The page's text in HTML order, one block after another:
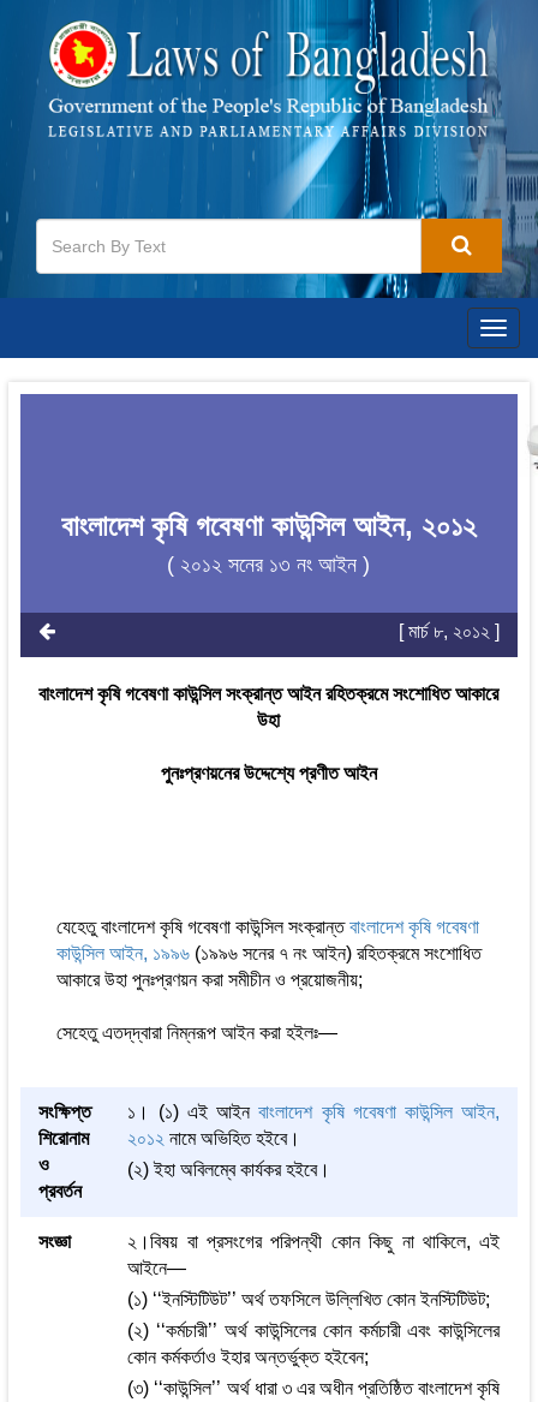
বাংলাদেশ কৃষি গবেষণা কাউন্সিল আইন, ২০১২
( ২০১২ সনের ১৩ নং আইন )
[ মার্চ ৮, ২০১২ ]
বাংলাদেশ কৃষি গবেষণা কাউন্সিল সংক্রান্ত আইন রহিতক্রমে সংশোধিত আকারে
উহা
পুনঃপ্রণয়নের উদ্দেশ্যে প্রণীত আইন
যেহেতু বাংলাদেশ কৃষি গবেষণা কাউন্সিল সংক্রান্তবাংলাদেশ কৃষি গবেষণা
কাউন্সিল আইন, ১৯৯৬(১৯৯৬ সনের ৭ নং আইন) রহিতক্রমে সংশোধিত
আকারে উহা পুনঃপ্রণয়ন করা সমীচীন ও প্রয়োজনীয়;
সেহেতু এতদ্‌দ্বারা নিম্নরূপ আইন করা হইলঃ—
সংক্ষিপ্ত
শিরোনাম
ও
প্রবর্তন
১। (১) এই আইনবাংলাদেশ কৃষি গবেষণা কাউন্সিল আইন,
২০১২ নামে অভিহিত হইবে।
(২) ইহা অবিলম্বে কার্যকর হইবে।
সংজ্ঞা
২।বিষয় বা প্রসংগের পরিপন্থী কোন কিছু না থাকিলে, এই
আইনে—
(১) ‘‘ইনস্টিটিউট’’ অর্থ তফসিলে উল্লিখিত কোন ইনস্টিটিউট;
(২) ‘‘কর্মচারী’’ অর্থ কাউন্সিলের কোন কর্মচারী এবং কাউন্সিলের
কোন কর্মকর্তাও ইহার অন্তর্ভুক্ত হইবেন;
(৩) ‘‘কাউন্সিল’’ অর্থ ধারা ৩ এর অধীন প্রতিষ্ঠিত বাংলাদেশ কৃষি